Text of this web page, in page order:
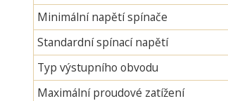
Minimální napětí spínače
Standardní spínací napětí
Typ výstupního obvodu
Maximální proudové zatížení